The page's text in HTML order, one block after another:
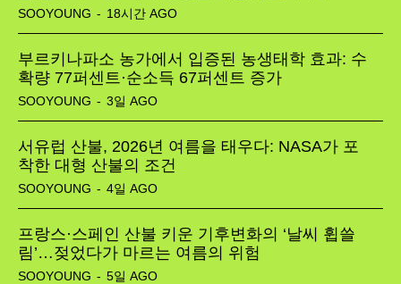
SOOYOUNG - 18시간 AGO
부르키나파소 농가에서 입증된 농생태학 효과: 수
확량 77퍼센트·순소득 67퍼센트 증가
SOOYOUNG - 3일 AGO
서유럽 산불, 2026년 여름을 태우다: NASA가 포
착한 대형 산불의 조건
SOOYOUNG - 4일 AGO
프랑스·스페인 산불 키운 기후변화의 ‘날씨 휩쓸
림’…젖었다가 마르는 여름의 위험
SOOYOUNG - 5일 AGO